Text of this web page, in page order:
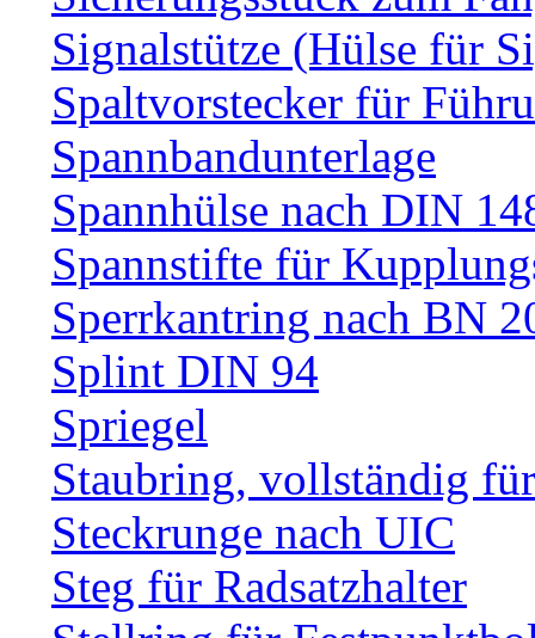
Signalstütze (Hülse für
Spaltvorstecker für
Spannbandunterlage
Spannhülse nach DIN
Spannstifte für
Sperrkantring nach BN
Splint DIN 94
Spriegel
Staubring, vollständig
Steckrunge nach UIC
Steg für Radsatzhalter